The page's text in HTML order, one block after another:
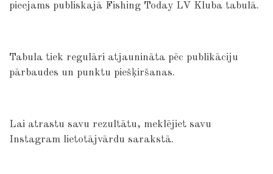
pieejams publiskajā Fishing Today LV Kluba tabulā.
Tabula tiek regulāri atjaunināta pēc publikāciju
pārbaudes un punktu piešķiršanas.
Lai atrastu savu rezultātu, meklējiet savu
Instagram lietotājvārdu sarakstā.